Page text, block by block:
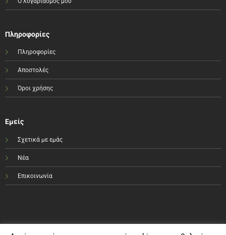
Πληροφορίες
Πληροφορίες
Αποστολές
Όροι χρήσης
Εμείς
Σχετικά με εμάς
Νέα
Επικοινωνία